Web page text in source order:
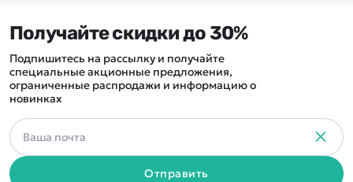
Получайте скидки до 30%
Подпишитесь на рассылку и получайте
специальные акционные предложения,
ограниченные распродажи и информацию о
новинках
Отправить